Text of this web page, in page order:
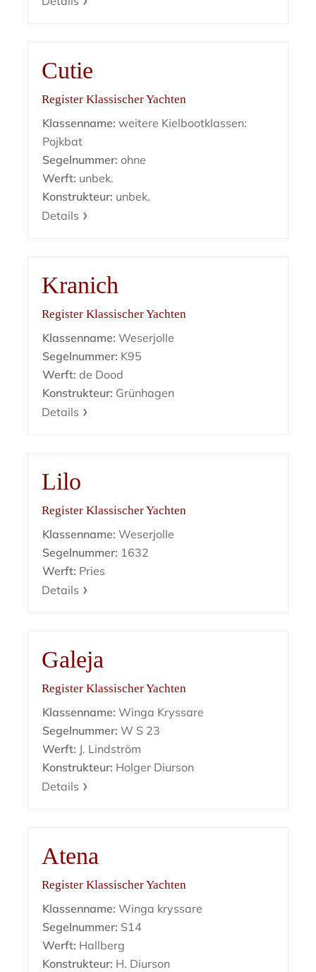
Cutie
Register Klassischer Yachten
Klassenname: weitere Kielbootklassen:
Pojkbat
Segelnummer: ohne
Werft: unbek.
Konstrukteur: unbek.
Details
Kranich
Register Klassischer Yachten
Klassenname: Weserjolle
Segelnummer: K95
Werft: de Dood
Konstrukteur: Grünhagen
Details
Lilo
Register Klassischer Yachten
Klassenname: Weserjolle
Segelnummer: 1632
Werft: Pries
Details
Galeja
Register Klassischer Yachten
Klassenname: Winga Kryssare
Segelnummer: W S 23
Werft: J. Lindström
Konstrukteur: Holger Diurson
Details
Atena
Register Klassischer Yachten
Klassenname: Winga kryssare
Segelnummer: S14
Werft: Hallberg
Konstrukteur: H. Diurson